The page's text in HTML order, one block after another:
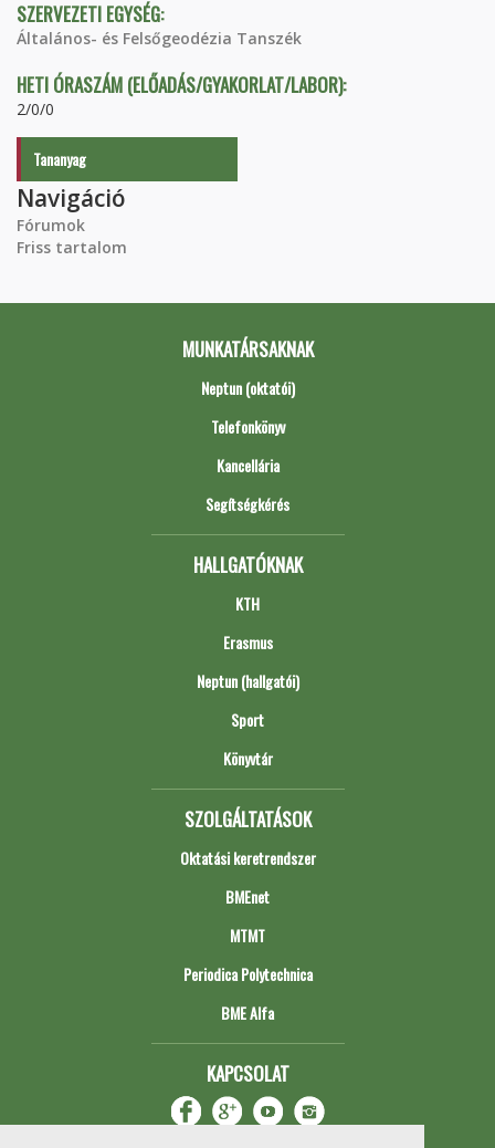
SZERVEZETI EGYSÉG:
Általános- és Felsőgeodézia Tanszék
HETI ÓRASZÁM (ELŐADÁS/GYAKORLAT/LABOR):
2/0/0
Tananyag
Navigáció
Fórumok
Friss tartalom
MUNKATÁRSAKNAK
Neptun (oktatói)
Telefonkönyv
Kancellária
Segítségkérés
HALLGATÓKNAK
KTH
Erasmus
Neptun (hallgatói)
Sport
Könyvtár
SZOLGÁLTATÁSOK
Oktatási keretrendszer
BMEnet
MTMT
Periodica Polytechnica
BME Alfa
KAPCSOLAT